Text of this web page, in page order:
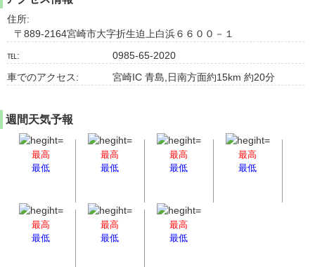
住所:
〒889-2164宮崎市大字折生迫上白浜６６００－１
℡:
0985-65-2020
車でのアクセス:
宮崎IC 青島,日南方面約15km 約20分
週間天気予報
最高
最低
最高
最低
最高
最低
最高
最低
最高
最低
最高
最低
最高
最低